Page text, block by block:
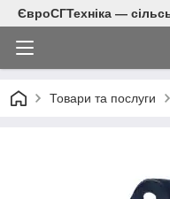
ЄвроСГТехніка —
Товари та послуги